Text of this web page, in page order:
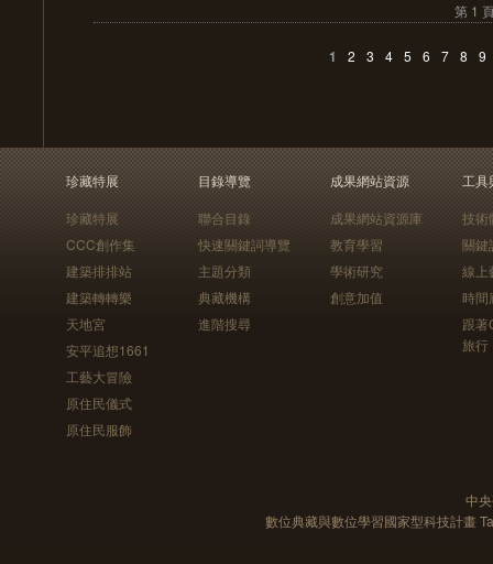
第 1
1 2 3 4 5 6 7 8 9
珍藏特展
珍藏特展
CCC創作集
建築排排站
建築轉轉樂
天地宮
安平追想1661
工藝大冒險
原住民儀式
原住民服飾
目錄導覽
聯合目錄
快速關鍵詞導覽
主題分類
典藏機構
進階搜尋
成果網站資源
成果網站資源庫
教育學習
學術研究
創意加值
工具
技術
關鍵
線上
時間
跟
旅行
中
數位典藏與數位學習國家型科技計畫